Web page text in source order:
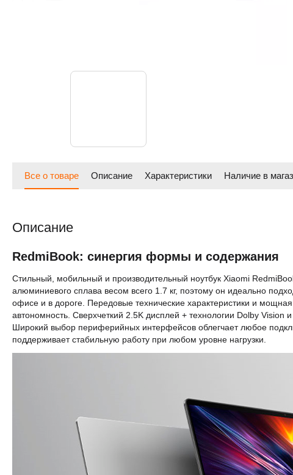
Все о товаре Описание Характеристики Наличие в
Описание
RedmiBook: синергия формы и содержания
Стильный, мобильный и производительный ноутбук Xiaomi
алюминиевого сплава весом всего 1.7 кг, поэтому он идеально
офисе и в дороге. Передовые технические характеристики и
автономность. Сверхчеткий 2.5K дисплей + технологии Dolby Vision
Широкий выбор периферийных интерфейсов облегчает любое
поддерживает стабильную работу при любом уровне нагрузки.